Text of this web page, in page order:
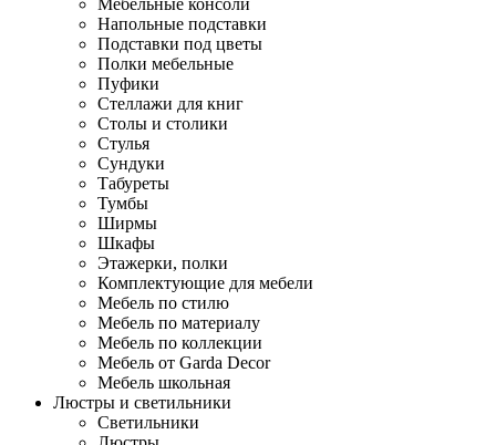
Мебельные консоли
Напольные подставки
Подставки под цветы
Полки мебельные
Пуфики
Стеллажи для книг
Столы и столики
Стулья
Сундуки
Табуреты
Тумбы
Ширмы
Шкафы
Этажерки, полки
Комплектующие для мебели
Мебель по стилю
Мебель по материалу
Мебель по коллекции
Мебель от Garda Decor
Мебель школьная
Люстры и светильники
Светильники